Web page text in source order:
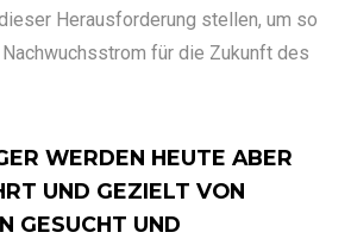
Herausforderung stellen, um so
für die Zukunft des
WERDEN HEUTE ABER
UND GEZIELT VON
GESUCHT UND